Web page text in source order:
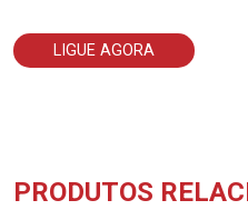
LIGUE AGORA
PRODUTOS